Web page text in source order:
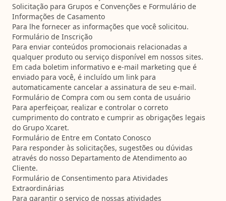
Solicitação para Grupos e Convenções e Formulário de
Informações de Casamento
Para lhe fornecer as informações que você solicitou.
Formulário de Inscrição
Para enviar conteúdos promocionais relacionadas a
qualquer produto ou serviço disponível em nossos sites.
Em cada boletim informativo e e-mail marketing que é
enviado para você, é incluído um link para
automaticamente cancelar a assinatura de seu e-mail.
Formulário de Compra com ou sem conta de usuário
Para aperfeiçoar, realizar e controlar o correto
cumprimento do contrato e cumprir as obrigações legais
do Grupo Xcaret.
Formulário de Entre em Contato Conosco
Para responder às solicitações, sugestões ou dúvidas
através do nosso Departamento de Atendimento ao
Cliente.
Formulário de Consentimento para Atividades
Extraordinárias
Para garantir o serviço de nossas atividades